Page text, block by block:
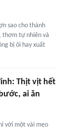
sao cho thành
thơm tự nhiên và
bị ôi hay xuất
Thịt vịt hết
ai ăn
với một vài mẹo